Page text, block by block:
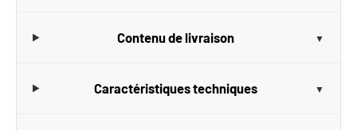
Contenu de livraison
Caractéristiques techniques